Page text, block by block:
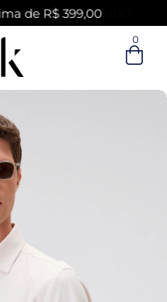
cpf/cnpj
de R$ 399,00
0